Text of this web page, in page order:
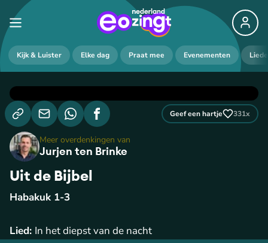
Kijk & Luister Elke dag Praat mee Evenementen
Geef een hartje 331x
Jurjen ten Brinke
Meer overdenkingen van
Uit de Bijbel
Habakuk 1-3
Lied: In het diepst van de nacht